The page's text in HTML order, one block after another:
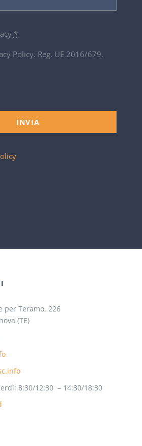
*
Policy. Reg. UE 2016/679.
INVIA
per Teramo, 226
(TE)
8:30/12:30 – 14:30/18:30